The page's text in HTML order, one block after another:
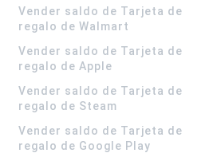
Vender saldo de Tarjeta de
regalo de Walmart
Vender saldo de Tarjeta de
regalo de Apple
Vender saldo de Tarjeta de
regalo de Steam
Vender saldo de Tarjeta de
regalo de Google Play